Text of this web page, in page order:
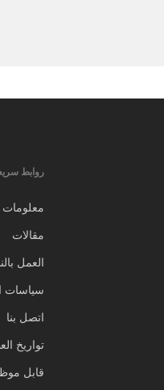
روابط
معلومات
مقالات
العمل
سياسات
اتصل بنا
تواريخ
قابل